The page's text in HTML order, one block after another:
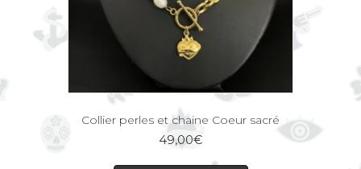
Collier perles et chaine Coeur sacré
49,00€